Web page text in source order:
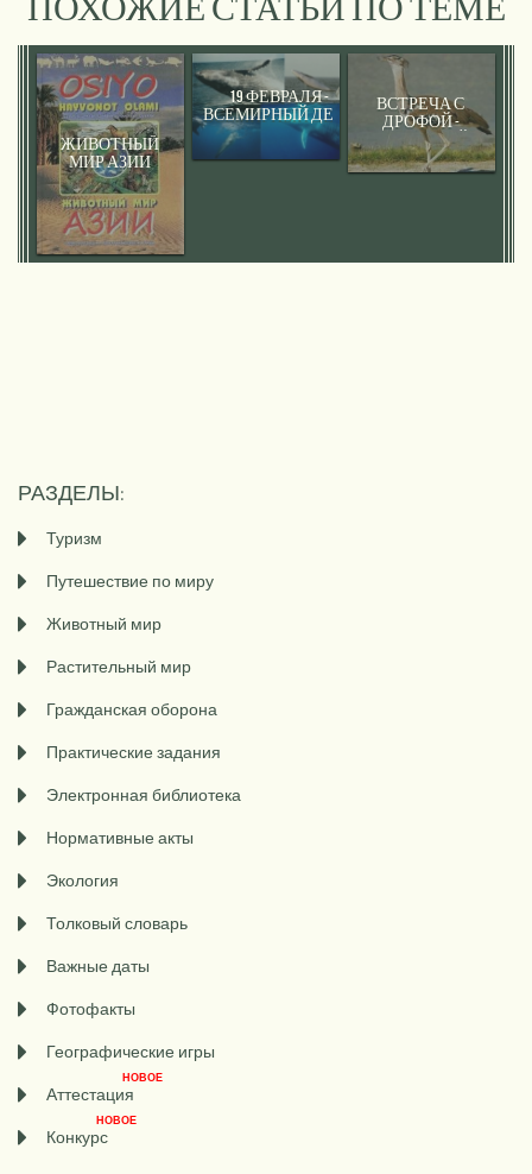
ЖИВОТНЫЙ
МИР АЗИИ
19 ФЕВРАЛЯ -
ВСЕМИРНЫЙ ДЕНЬ
ЗАЩИТЫ МОРСКИХ
МЛЕКОПИТАЮЩИХ
ВСТРЕЧА С
ДРОФОЙ -
КРАСОТКОЙ
РАЗДЕЛЫ:
Туризм
Путешествие по миру
Животный мир
Растительный мир
Гражданская оборона
Практические задания
Электронная библиотека
Нормативные акты
Экология
Толковый словарь
Важные даты
Фотофакты
Географические игры
Аттестация
НОВОЕ
Конкурс
НОВОЕ